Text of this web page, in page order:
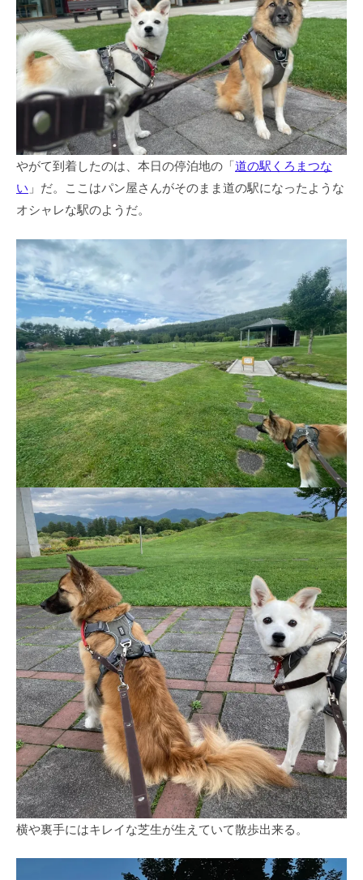
やがて到着したのは、本日の停泊地の「道の駅くろまつな
い 」だ。ここはパン屋さんがそのまま道の駅になったような
オシャレな駅のようだ。
横や裏手にはキレイな芝生が生えていて散歩出来る。